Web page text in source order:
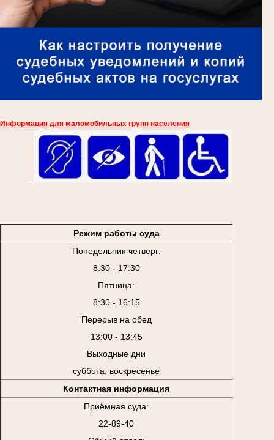
Информация для маломобильных групп населения
.
Режим работы суда
Понедельник-четверг:
8:30 - 17:30
Пятница:
8:30 - 16:15
Перерыв на обед
13:00 - 13:45
Выходные дни
суббота, воскресенье
Контактная информация
Приёмная суда:
22-89-40